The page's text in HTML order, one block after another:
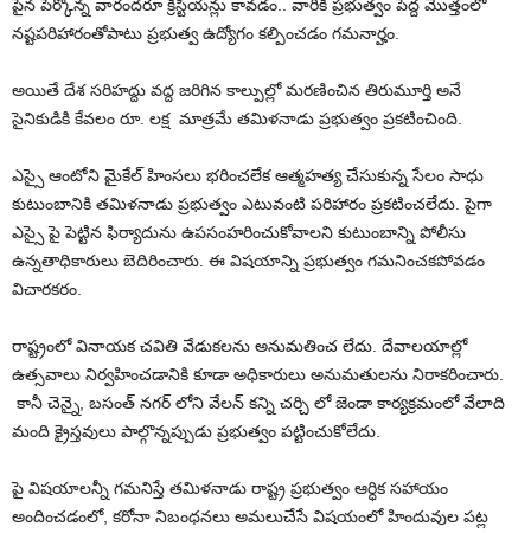
పైన పేర్కొన్న వారందరూ క్రిస్టియన్లు కావడం.. వారికి ప్రభుత్వం పెద్ద మొత్తంలో
నష్టపరిహారంతోపాటు ప్రభుత్వ ఉద్యోగం కల్పించడం గమనార్హం.
అయితే దేశ సరిహద్దు వద్ద జరిగిన కాల్పుల్లో మరణించిన తిరుమూర్తి అనే
సైనికుడికి కేవలం రూ. లక్ష మాత్రమే తమిళనాడు ప్రభుత్వం ప్రకటించింది.
ఎస్సై ఆంటోని మైకేల్ హింసలు భరించలేక ఆత్మహత్య చేసుకున్న సేలం సాధు
కుటుంబానికి తమిళనాడు ప్రభుత్వం ఎటువంటి పరిహారం ప్రకటించలేదు. పైగా
ఎస్సై పై పెట్టిన ఫిర్యాదును ఉపసంహరించుకోవాలని కుటుంబాన్ని పోలీసు
ఉన్నతాధికారులు బెదిరించారు. ఈ విషయాన్ని ప్రభుత్వం గమనించకపోవడం
విచారకరం.
రాష్ట్రంలో వినాయక చవితి వేడుకలను అనుమతించ లేదు. దేవాలయాల్లో
ఉత్సవాలు నిర్వహించడానికి కూడా అధికారులు అనుమతులను నిరాకరించారు.
కానీ చెన్నై, బసంత్ నగర్ లోని వేలన్ కన్ని చర్చి లో జెండా కార్యక్రమంలో వేలాది
మంది క్రైస్తవులు పాల్గొన్నప్పుడు ప్రభుత్వం పట్టించుకోలేదు.
పై విషయాలన్నీ గమనిస్తే తమిళనాడు రాష్ట్ర ప్రభుత్వం ఆర్ధిక సహాయం
అందించడంలో, కరోనా నిబంధనలు అమలుచేసే విషయంలో హిందువుల పట్ల